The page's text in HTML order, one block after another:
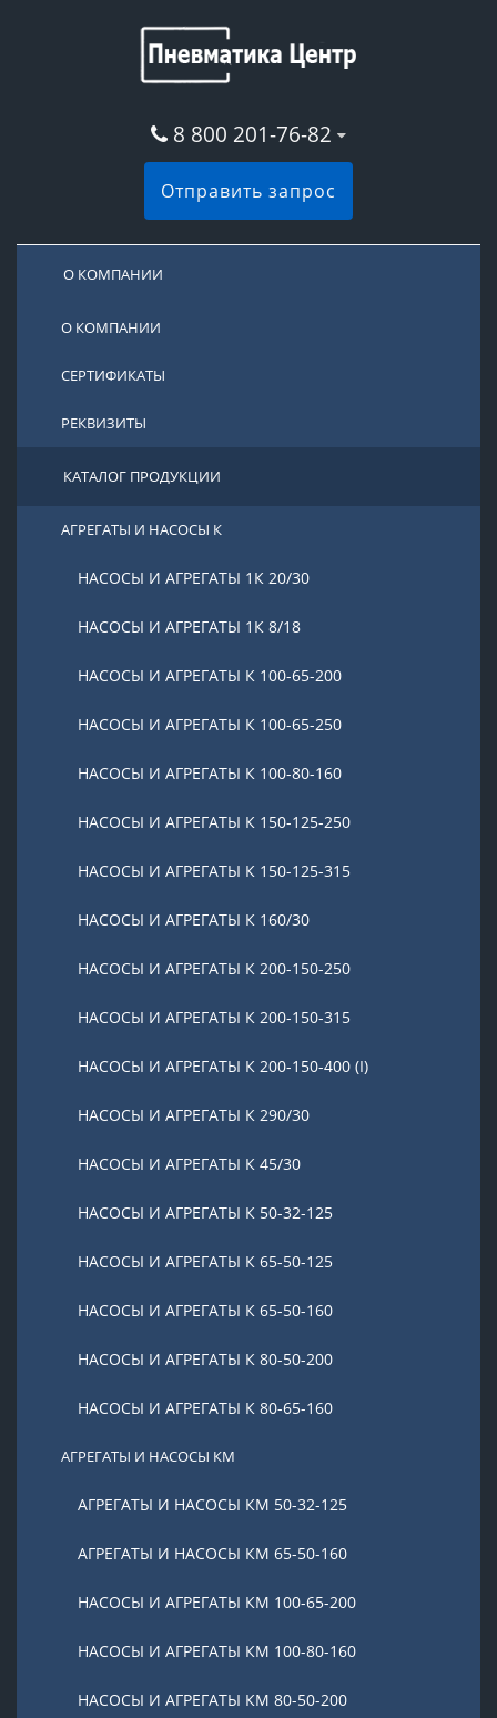
8 800 201-76-82
Отправить запрос
О КОМПАНИИ
О КОМПАНИИ
СЕРТИФИКАТЫ
РЕКВИЗИТЫ
КАТАЛОГ ПРОДУКЦИИ
АГРЕГАТЫ И НАСОСЫ К
НАСОСЫ И АГРЕГАТЫ 1К 20/30
НАСОСЫ И АГРЕГАТЫ 1К 8/18
НАСОСЫ И АГРЕГАТЫ К 100-65-200
НАСОСЫ И АГРЕГАТЫ К 100-65-250
НАСОСЫ И АГРЕГАТЫ К 100-80-160
НАСОСЫ И АГРЕГАТЫ К 150-125-250
НАСОСЫ И АГРЕГАТЫ К 150-125-315
НАСОСЫ И АГРЕГАТЫ К 160/30
НАСОСЫ И АГРЕГАТЫ К 200-150-250
НАСОСЫ И АГРЕГАТЫ К 200-150-315
НАСОСЫ И АГРЕГАТЫ К 200-150-400 (I)
НАСОСЫ И АГРЕГАТЫ К 290/30
НАСОСЫ И АГРЕГАТЫ К 45/30
НАСОСЫ И АГРЕГАТЫ К 50-32-125
НАСОСЫ И АГРЕГАТЫ К 65-50-125
НАСОСЫ И АГРЕГАТЫ К 65-50-160
НАСОСЫ И АГРЕГАТЫ К 80-50-200
НАСОСЫ И АГРЕГАТЫ К 80-65-160
АГРЕГАТЫ И НАСОСЫ КМ
АГРЕГАТЫ И НАСОСЫ КМ 50-32-125
АГРЕГАТЫ И НАСОСЫ КМ 65-50-160
НАСОСЫ И АГРЕГАТЫ КМ 100-65-200
НАСОСЫ И АГРЕГАТЫ КМ 100-80-160
НАСОСЫ И АГРЕГАТЫ КМ 80-50-200